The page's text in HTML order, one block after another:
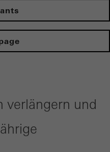
verlängern und